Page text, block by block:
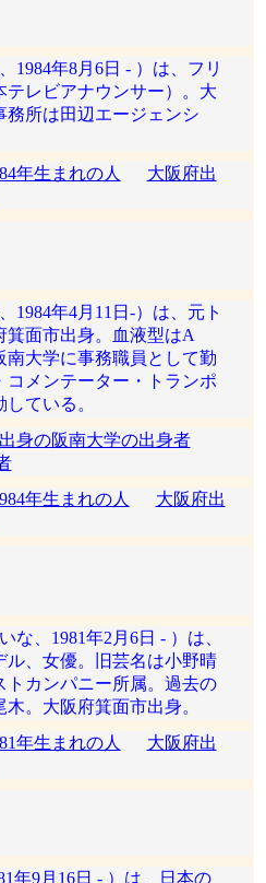
1984年8月6日 - ）は、フリ
テレビアナウンサー）。大
務所は田辺エージェンシ
年生まれの人
大阪府出
1984年4月11日-）は、元ト
箕面市出身。血液型はA
大学に事務職員として勤
メンテーター・トランポ
ている。
身の阪南大学の出身者
年生まれの人
大阪府出
な、1981年2月6日 - ）は、
ル、女優。旧芸名は小野晴
カンパニー所属。過去の
。大阪府箕面市出身。
年生まれの人
大阪府出
年9月16日 - ）は、日本の